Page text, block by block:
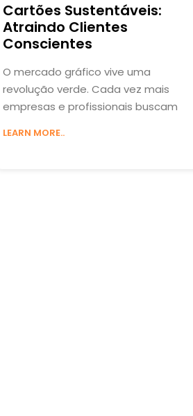
Cartões Sustentáveis:
Atraindo Clientes
Conscientes
O mercado gráfico vive uma
revolução verde. Cada vez mais
empresas e profissionais buscam
LEARN MORE..